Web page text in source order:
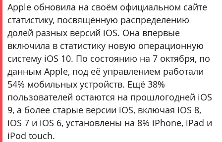
Apple обновила на своём официальном сайте
статистику, посвящённую распределению
долей разных версий iOS. Она впервые
включила в статистику новую операционную
систему iOS 10. По состоянию на 7 октября, по
данным Apple, под её управлением работали
54% мобильных устройств. Ещё 38%
пользователей остаются на прошлогодней iOS
9, а более старые версии iOS, включая iOS 8,
iOS 7 и iOS 6, установлены на 8% iPhone, iPad и
iPod touch.